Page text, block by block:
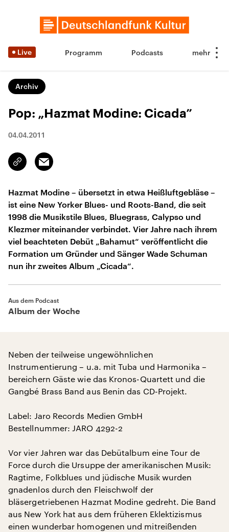
Live Programm Podcasts
Archiv
Pop: „Hazmat Modine: Cicada”
04.04.2011
Link
kopieren/teilen
Email
Hazmat Modine – übersetzt in etwa Heißluftgebläse –
ist eine New Yorker Blues- und Roots-Band, die seit
1998 die Musikstile Blues, Bluegrass, Calypso und
Klezmer miteinander verbindet. Vier Jahre nach ihrem
viel beachteten Debüt „Bahamut“ veröffentlicht die
Formation um Gründer und Sänger Wade Schuman
nun ihr zweites Album „Cicada“.
Aus dem Podcast
Album der Woche
Neben der teilweise ungewöhnlichen
Instrumentierung – u.a. mit Tuba und Harmonika –
bereichern Gäste wie das Kronos-Quartett und die
Gangbé Brass Band aus Benin das CD-Projekt.
Label: Jaro Records Medien GmbH
Bestellnummer: JARO 4292-2
Vor vier Jahren war das Debütalbum eine Tour de
Force durch die Ursuppe der amerikanischen Musik:
Ragtime, Folkblues und jüdische Musik wurden
gnadenlos durch den Fleischwolf der
bläsergetriebenen Hazmat Modine gedreht. Die Band
aus New York hat aus dem früheren Eklektizismus
einen wunderbar homogenen und mitreißenden